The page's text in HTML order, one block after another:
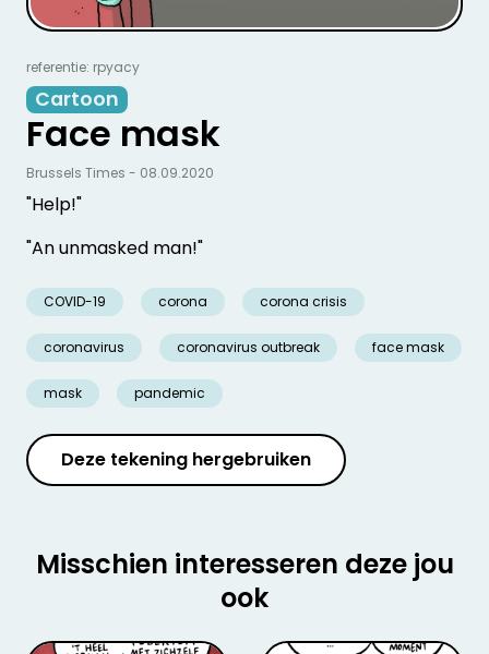
referentie: rpyacy
Cartoon
Face mask
"Help!"
"An unmasked man!"
COVID-19 corona corona crisis
coronavirus coronavirus outbreak face mask
mask pandemic
Brussels Times - 08.09.2020
Deze tekening hergebruiken
Misschien interesseren deze jou
ook